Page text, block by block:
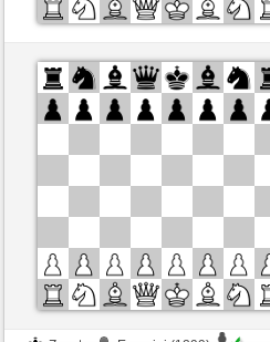
Zwart
oliverlg (1323)
Wit
mnauerATgmxCH (1365)